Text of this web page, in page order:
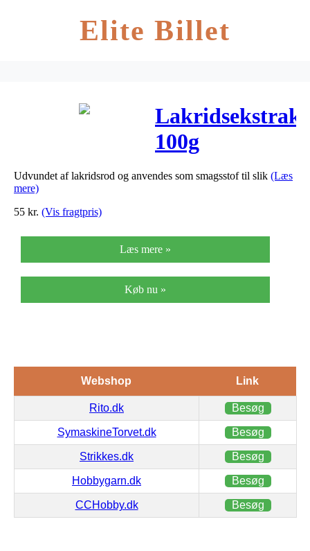
Elite Billet
100g
Udvundet af lakridsrod og anvendes som smagsstof til slik (Læs
mere)
55 kr. (Vis fragtpris)
Læs mere »
Køb nu »
Webshop Link
Rito.dk Besøg
SymaskineTorvet.dk Besøg
Strikkes.dk Besøg
Hobbygarn.dk Besøg
CCHobby.dk Besøg